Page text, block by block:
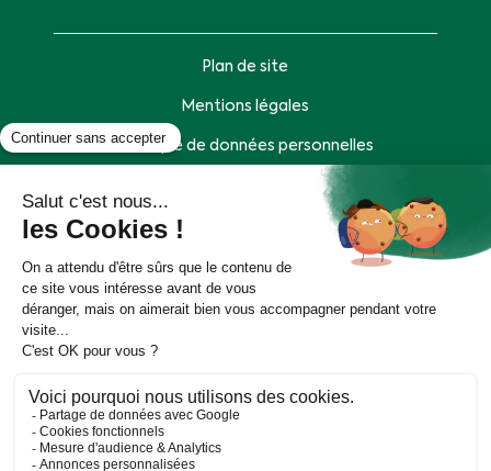
Plan de site
Mentions légales
Politique de données personnelles
Accessibilité : partiellement conforme